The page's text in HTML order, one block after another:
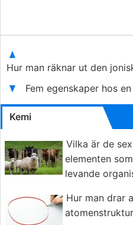
Hur man räknar ut den
Fem egenskaper hos
Kemi
Vilka är de
elementen
levande
Hur man drar
atomenstruktur